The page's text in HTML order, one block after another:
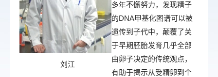
刘江
多年不懈努力，发现精子
的DNA甲基化图谱可以被
遗传到子代中，颠覆了关
于早期胚胎发育几乎全部
由卵子决定的传统观点，
有助于揭示从受精卵到个